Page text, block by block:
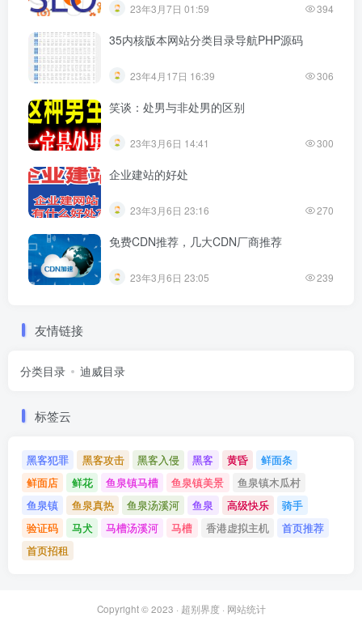
23年3月7日 01:59 394
35内核版本网站分类目录导航PHP源码
23年4月17日 16:39 306
笑谈：处男与非处男的区别
23年3月6日 14:41 300
企业建站的好处
23年3月6日 23:16 270
免费CDN推荐，几大CDN厂商推荐
23年3月6日 23:05 239
友情链接
分类目录 迪威目录
标签云
黑客犯罪 黑客攻击 黑客入侵 黑客 黄昏
鲜面条
鲜面店
鲜花 鱼泉镇马槽 鱼泉镇美景
鱼泉镇木瓜村
鱼泉镇
鱼泉真热 鱼泉汤溪河 鱼泉 高级快乐
骑手
验证码
马犬 马槽汤溪河 马槽 香港虚拟主机
首页推荐
首页招租
Copyright © 2023 · 超别界度· 网站统计